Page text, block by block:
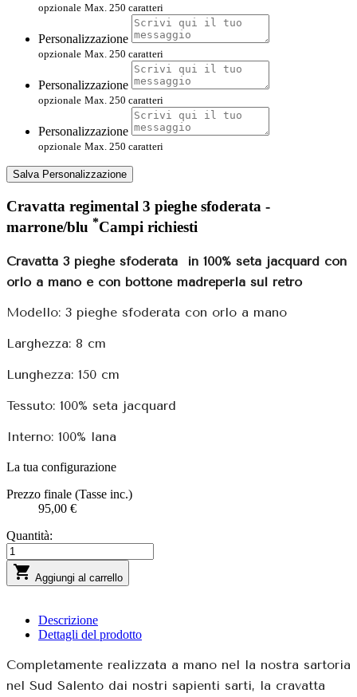
opzionale Max. 250 caratteri
Personalizzazione
opzionale Max. 250 caratteri
Personalizzazione
opzionale Max. 250 caratteri
Personalizzazione
opzionale Max. 250 caratteri
Salva Personalizzazione
Cravatta regimental 3 pieghe sfoderata -
marrone/blu *Campi richiesti
Cravatta 3 pieghe sfoderata
in 100% seta jacquard con
orlo a mano e con bottone madreperla sul retro
Modello: 3 pieghe sfoderata con orlo a mano
Larghezza: 8 cm
Lunghezza: 150 cm
Tessuto: 100% seta jacquard
Interno: 100% lana
La tua configurazione
Prezzo finale (Tasse inc.)
95,00 €
Quantità:
 Aggiungi al carrello
Descrizione
Dettagli del prodotto
Completamente realizzata a mano nel la nostra sartoria
nel Sud Salento dai nostri sapienti sarti, la cravatta